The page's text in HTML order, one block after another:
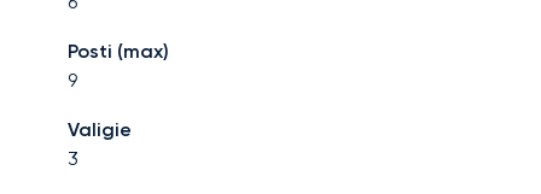
Posti (max)
9
Valigie
3